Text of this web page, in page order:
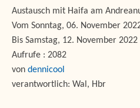
Austausch mit Haifa am
Vom Sonntag, 06. November
Bis Samstag, 12. November 2022
Aufrufe : 2082
von dennicool
verantwortlich: Wal, Hbr